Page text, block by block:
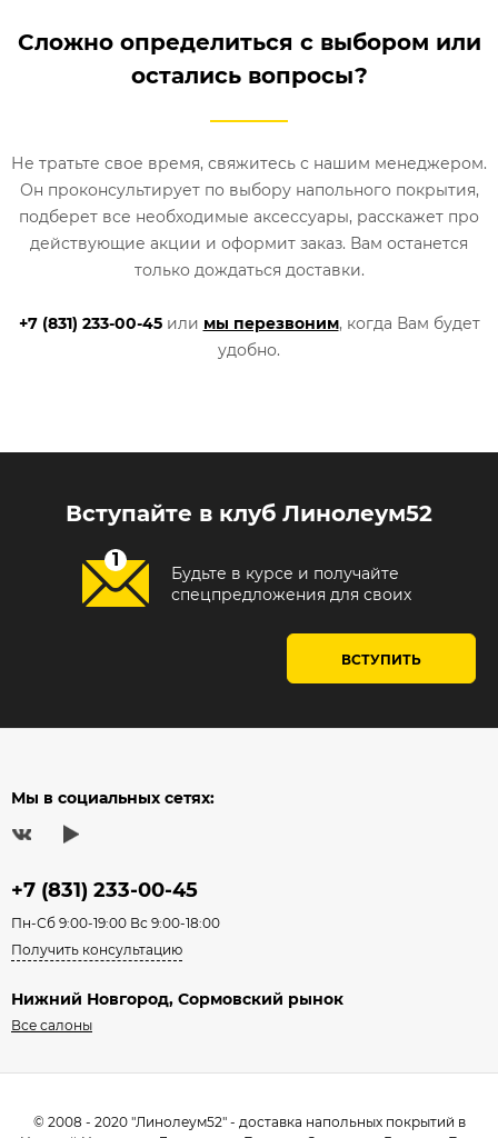
Сложно определиться с выбором или
остались вопросы?
Не тратьте свое время, свяжитесь с нашим менеджером.
Он проконсультирует по выбору напольного покрытия,
подберет все необходимые аксессуары, расскажет про
действующие акции и оформит заказ. Вам останется
только дождаться доставки.
+7 (831) 233-00-45или мы перезвоним, когда Вам будет
удобно.
Вступайте в клуб Линолеум52
Будьте в курсе и получайте
спецпредложения для своих
ВСТУПИТЬ
Мы в социальных сетях:
+7 (831) 233-00-45
Пн-Сб 9:00-19:00 Вс 9:00-18:00
Получить консультацию
Нижний Новгород, Сормовский рынок
Все салоны
© 2008 - 2020 "Линолеум52" - доставка напольных покрытий в